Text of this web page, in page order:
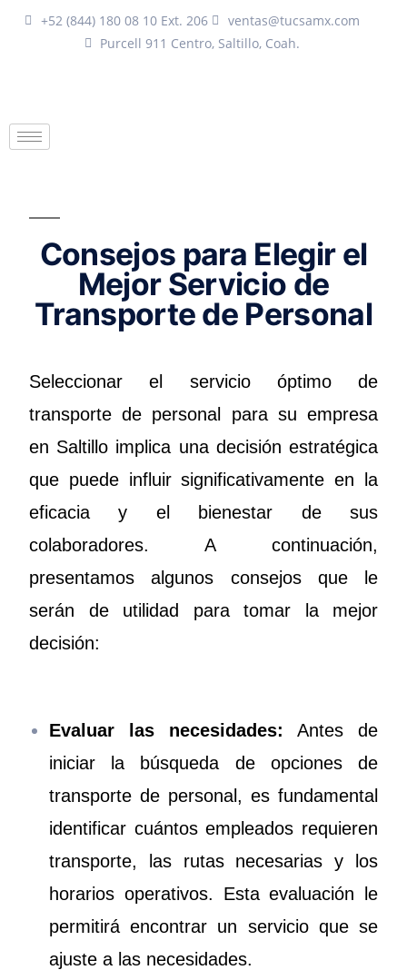
+52 (844) 180 08 10 Ext. 206
ventas@tucsamx.com
Purcell 911 Centro, Saltillo, Coah.
Consejos para Elegir el
Mejor Servicio de
Transporte de Personal
Seleccionar el servicio óptimo de
transporte de personal para su empresa
en Saltillo implica una decisión estratégica
que puede influir significativamente en la
eficacia y el bienestar de sus
colaboradores. A continuación,
presentamos algunos consejos que le
serán de utilidad para tomar la mejor
decisión:
Evaluar las necesidades: Antes de
iniciar la búsqueda de opciones de
transporte de personal, es fundamental
identificar cuántos empleados requieren
transporte, las rutas necesarias y los
horarios operativos. Esta evaluación le
permitirá encontrar un servicio que se
ajuste a las necesidades.